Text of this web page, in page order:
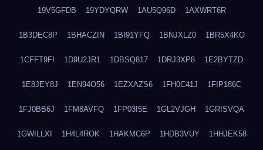
19V5GFDB 19YDYQRW 1AU5Q96D 1AXWRT6R
1B3DEC8P 1BHACZIN 1BI91YFQ 1BNJXLZ0 1BR5X4KO
1CFFT9FI 1D9U2JR1 1DBSQ817 1DRJ3XP8 1E2BYTZD
1E8JEY8J 1EN94O56 1EZXAZS6 1FH0C41J 1FIP186C
1FJ0BB6J 1FM8AVFQ 1FP03I5E 1GL2VJGH 1GRISVQA
1GWILLXI 1H4L4ROK 1HAKMC6P 1HDB3VUY 1HHJEK58